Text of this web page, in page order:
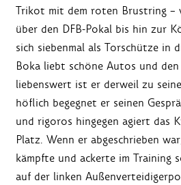
Trikot mit dem roten Brustring –
über den DFB-Pokal bis hin zur
sich siebenmal als Torschütze
Boka liebt schöne Autos und
liebenswert ist er derweil zu
höflich begegnet er seinen
und rigoros hingegen agiert das
Platz. Wenn er abgeschrieben
kämpfte und ackerte im Training
auf der linken